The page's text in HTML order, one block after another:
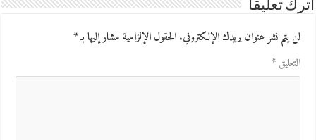
اترك تعليقاً
لن يتم نشر عنوان بريدك الإلكتروني.الحقول الإلزامية مشار إليها بـ*
التعليق*